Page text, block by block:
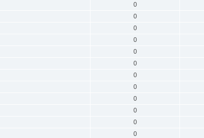
0
0
0
0
0
0
0
0
0
0
0
0